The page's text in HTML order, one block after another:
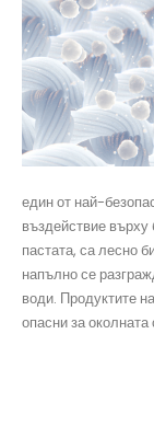
един от най-
въздействие
пастата, са лесно
напълно се
води. Продуктите
опасни за околната